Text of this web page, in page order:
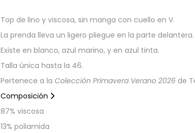
Top de lino y viscosa, sin manga con cuello en V.
La prenda lleva un ligero pliegue en la parte delantera.
Existe en blanco, azul marino, y en azul tinta.
Talla única hasta la 46.
Pertenece a la Colección Primavera Verano 2026de
Composición
87% viscosa
13% poliamida